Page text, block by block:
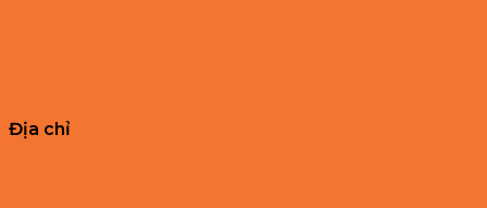
Địa chỉ